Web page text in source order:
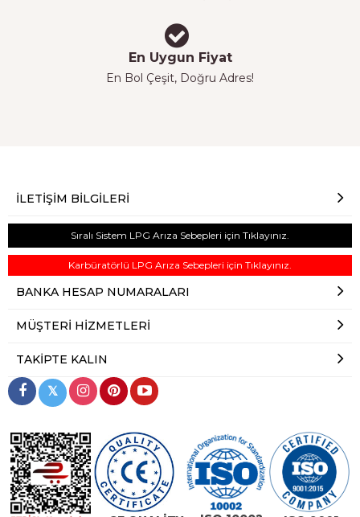
En Uygun Fiyat
En Bol Çeşit, Doğru Adres!
İLETIŞIM BILGILERI
Sıralı Sistem LPG Arıza Sebepleri için Tıklayınız.
Karbüratörlü LPG Arıza Sebepleri için Tıklayınız.
BANKA HESAP NUMARALARI
MÜŞTERI HIZMETLERI
TAKIPTE KALIN
𝕏